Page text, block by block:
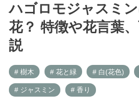
ハゴロモジャスミ
花？ 特徴や花言葉
説
# 樹木 # 花と緑 # 白(花色)
# ジャスミン # 香り